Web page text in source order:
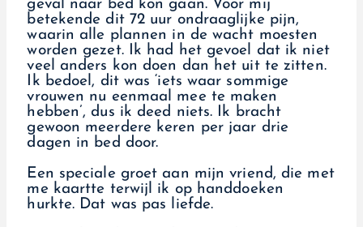
geval naar bed kon gaan. Voor mij
betekende dit 72 uur ondraaglijke pijn,
waarin alle plannen in de wacht moesten
worden gezet. Ik had het gevoel dat ik niet
veel anders kon doen dan het uit te zitten.
Ik bedoel, dit was ‘iets waar sommige
vrouwen nu eenmaal mee te maken
hebben’, dus ik deed niets. Ik bracht
gewoon meerdere keren per jaar drie
dagen in bed door.
Een speciale groet aan mijn vriend, die met
me kaartte terwijl ik op handdoeken
hurkte. Dat was pas liefde.